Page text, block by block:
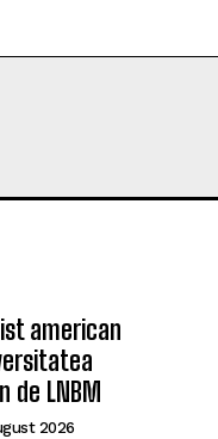
american
de LNBM
2026